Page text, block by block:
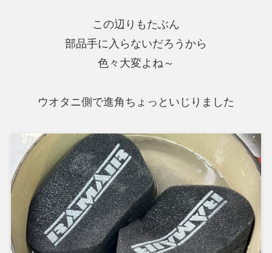
この辺りもたぶん
部品手に入らないだろうから
色々大変よね～
ウオタニ側で進角ちょっといじりました